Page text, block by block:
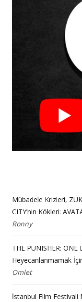
Mübadele Krizleri,
CITY’nin Kökleri:
Ronny
THE PUNISHER: ONE
Heyecanlanmamak
Omlet
İstanbul Film Festivali